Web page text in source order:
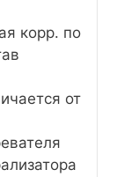
корр. по
от